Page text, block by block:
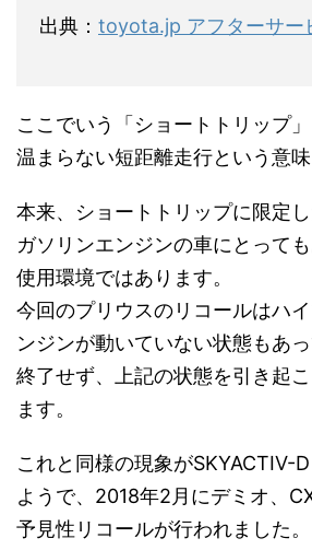
出典： toyota.jp アフターサー
ここでいう「ショートトリップ
温まらない短距離走行という意味
本来、ショートトリップに限定
ガソリンエンジンの車にとって
使用環境ではあります。
今回のプリウスのリコールはハ
ンジンが動いていない状態もあ
終了せず、上記の状態を引き起
ます。
これと同様の現象がSKYACTIV-
ようで、2018年2月にデミオ、
予見性リコールが行われました。